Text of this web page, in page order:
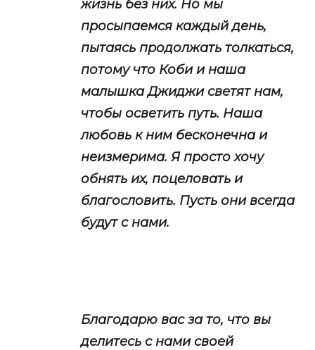
жизнь без них. Но мы
просыпаемся каждый день,
пытаясь продолжать толкаться,
потому что Коби и наша
малышка Джиджи светят нам,
чтобы осветить путь. Наша
любовь к ним бесконечна и
неизмерима. Я просто хочу
обнять их, поцеловать и
благословить. Пусть они всегда
будут с нами.
Благодарю вас за то, что вы
делитесь с нами своей